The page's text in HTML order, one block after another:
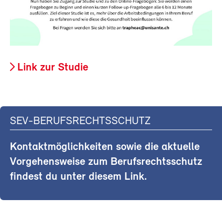
Link zur Studie
SEV-BERUFSRECHTSSCHUTZ
Kontaktmöglichkeiten sowie die aktuelle
Vorgehensweise zum Berufsrechtsschutz
findest du unter diesem Link.